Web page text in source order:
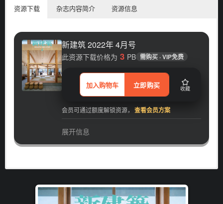
资源下载 杂志内容简介 资源信息
新建筑 2022年 4月号
加入购物车 立即购买 收藏
此资源下载价格为 3 PB 需购买 · VIP免费
会员可通过额度解锁资源， 查看会员方案
展开信息
代表着日本的主要建筑杂志 1925年8月创刊的新建筑杂志，自从
代建筑，并受到众多建筑师们的支持。本志的主要概念是以最独特的
观点，持续发信着建筑思潮或建筑设计界的全新动向。而由于近年许
电子版日本杂志，PDF 格式，通过百度网盘下载。